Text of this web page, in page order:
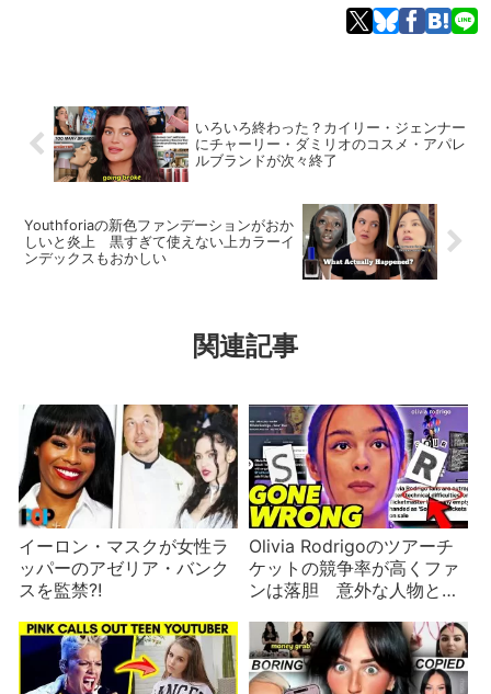
いろいろ終わった？カイリー・ジェンナー
にチャーリー・ダミリオのコスメ・アパレ
ルブランドが次々終了
Youthforiaの新色ファンデーションがおか
しいと炎上 黒すぎて使えない上カラーイ
ンデックスもおかしい
関連記事
イーロン・マスクが女性ラ
ッパーのアゼリア・バンク
スを監禁?!
Olivia Rodrigoのツアーチ
ケットの競争率が高くファ
ンは落胆 意外な人物との